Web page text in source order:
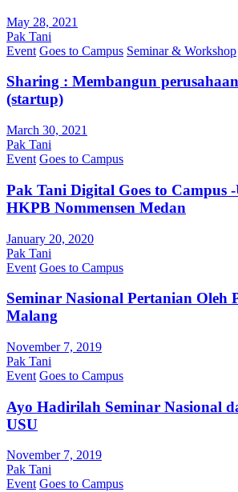
May 28, 2021
Pak Tani
Event Goes to Campus Seminar & Workshop
Sharing : Membangun
(startup)
March 30, 2021
Pak Tani
Event Goes to Campus
Pak Tani Digital Goes to Campus
HKPB Nommensen Medan
January 20, 2020
Pak Tani
Event Goes to Campus
Seminar Nasional Pertanian Oleh
Malang
November 7, 2019
Pak Tani
Event Goes to Campus
Ayo Hadirilah Seminar Nasional
USU
November 7, 2019
Pak Tani
Event Goes to Campus